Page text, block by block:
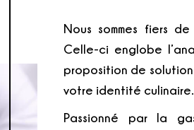
Nous sommes fiers
Celle-ci englobe
proposition de
votre identité culinaire.
Passionné par la